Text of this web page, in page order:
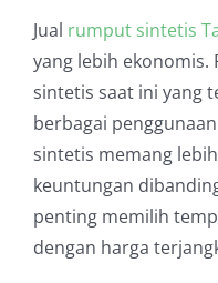
Jual rumput sintetis
yang lebih
sintetis saat ini yang
berbagai
sintetis memang
keuntungan
penting memilih
dengan harga